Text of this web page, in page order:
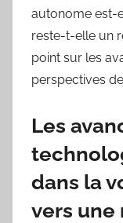
autonome est-
reste-t-elle un
point sur les
perspectives
Les
dans la
vers